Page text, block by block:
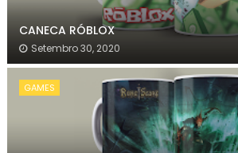
CANECA RÓBLOX
Setembro 30, 2020
GAMES